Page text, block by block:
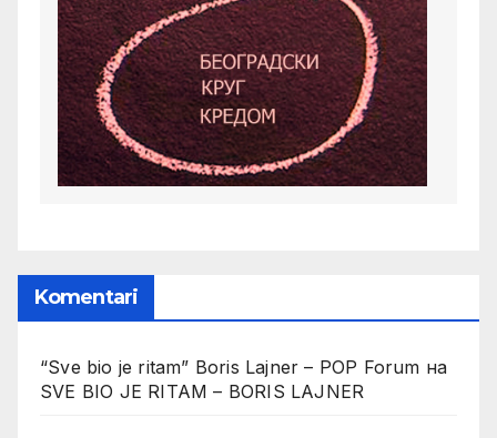
Komentari
“Sve bio je ritam” Boris Lajner – POP Forum на
SVE BIO JE RITAM – BORIS LAJNER